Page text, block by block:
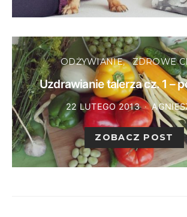
ODŻYWIANIE ZDROWE
Uzdrawianie talerza cz. 1 –
22 LUTEGO 2013
ZOBACZ POST